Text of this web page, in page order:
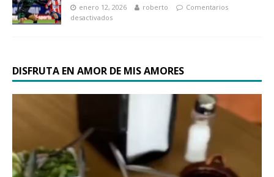
enero 12, 2026 roberto
Comentarios
desactivados
DISFRUTA EN AMOR DE MIS AMORES